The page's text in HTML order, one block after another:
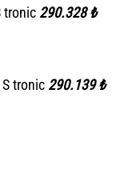
tronic 290.328 ₺
tronic 290.139 ₺